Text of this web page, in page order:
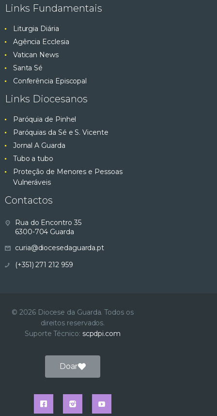
Links Fundamentais
Liturgia Diária
Agência Ecclesia
Vatican News
Santa Sé
Conferência Episcopal
Links Diocesanos
Paróquia de Pinhel
Paróquias da Sé e S. Vicente
Jornal A Guarda
Tubo a tubo
Proteção de Menores e Pessoas
Vulneráveis
Contactos
Rua do Encontro 35
6300-704 Guarda
curia@diocesedaguarda.pt
(+351) 271 212 959
© 2026 Diocese da Guarda. Todos os
direitos reservados.
Suporte Técnico: scpdpi.com
Doar